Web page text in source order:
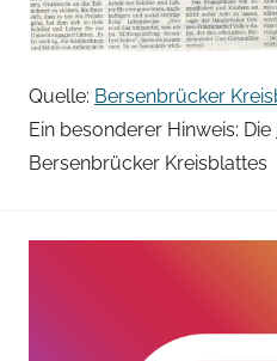
Quelle: Bersenbrücker
Ein besonderer Hinweis: Die
Bersenbrücker Kreisblattes